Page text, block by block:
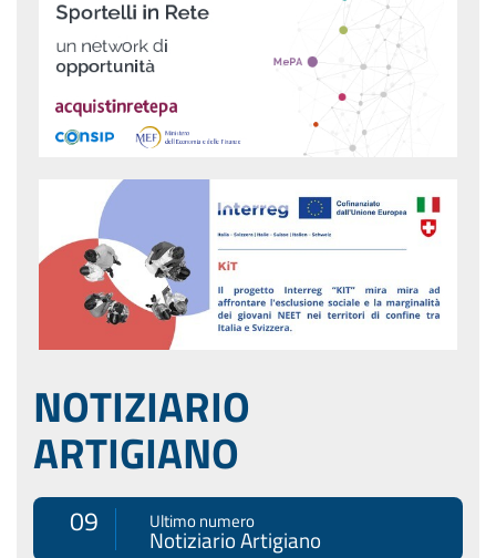
NOTIZIARIO
ARTIGIANO
09 Ultimo numero
Notiziario Artigiano